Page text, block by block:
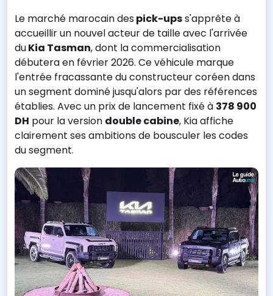
Le marché marocain despick-upss'apprête à
accueillir un nouvel acteur de taille avec l'arrivée
duKia Tasman, dont la commercialisation
débutera en février 2026. Ce véhicule marque
l'entrée fracassante du constructeur coréen dans
un segment dominé jusqu'alors par des références
établies. Avec un prix de lancement fixé à 378 900
DH pour la version double cabine, Kia affiche
clairement ses ambitions de bousculer les codes
du segment.